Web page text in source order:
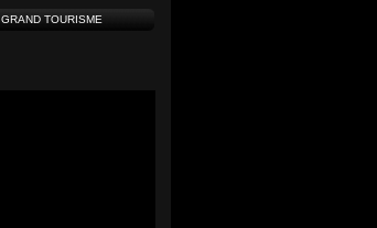
GRAND TOURISME